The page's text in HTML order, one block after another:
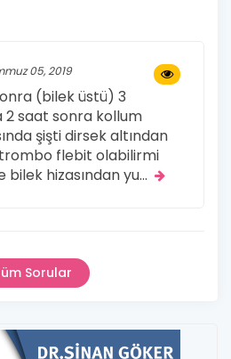
05, 2019
(bilek üstü) 3
2 saat sonra kollum
şişti dirsek altından
flebit olabilirmi
bilek hizasından yu...
Sorular